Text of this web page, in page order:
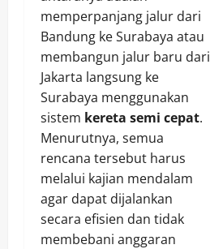
memperpanjang jalur dari
Bandung ke Surabaya atau
membangun jalur baru dari
Jakarta langsung ke
Surabaya menggunakan
sistem kereta semi cepat.
Menurutnya, semua
rencana tersebut harus
melalui kajian mendalam
agar dapat dijalankan
secara efisien dan tidak
membebani anggaran